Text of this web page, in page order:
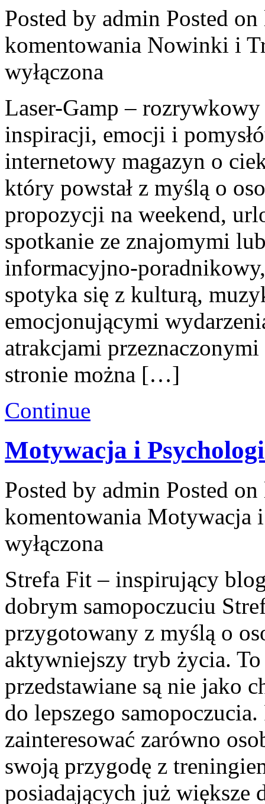
Posted by admin Posted
komentowania Nowinki i
wyłączona
Laser-Gamp –
inspiracji, emocji i
internetowy magazyn o
który powstał z myślą o
propozycji na weekend,
spotkanie ze znajomymi
informacyjno-
spotyka się z kulturą,
emocjonującymi
atrakcjami
stronie można […]
Continue
Motywacja i
Posted by admin Posted
komentowania Motywacja
wyłączona
Strefa Fit – inspirujący
dobrym samopoczuciu
przygotowany z myślą o
aktywniejszy tryb życia.
przedstawiane są nie jako
do lepszego
zainteresować zarówno
swoją przygodę z
posiadających już większe